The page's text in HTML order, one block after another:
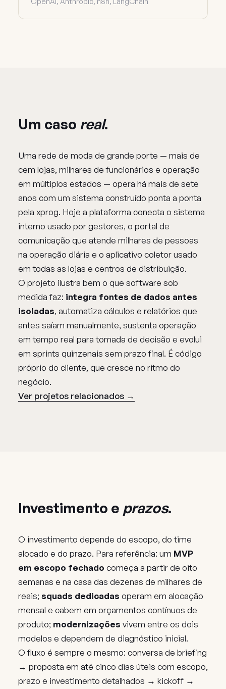
Um caso real.
Uma rede de moda de grande porte — mais de
cem lojas, milhares de funcionários e operação
em múltiplos estados — opera há mais de sete
anos com um sistema construído ponta a ponta
pela xprog. Hoje a plataforma conecta o sistema
interno usado por gestores, o portal de
comunicação que atende milhares de pessoas
na operação diária e o aplicativo coletor usado
em todas as lojas e centros de distribuição.
O projeto ilustra bem o que software sob
medida faz: integra fontes de dados antes
isoladas, automatiza cálculos e relatórios que
antes saíam manualmente, sustenta operação
em tempo real para tomada de decisão e evolui
em sprints quinzenais sem prazo final. É código
próprio do cliente, que cresce no ritmo do
negócio.
Ver projetos relacionados →
Investimento e prazos.
O investimento depende do escopo, do time
alocado e do prazo. Para referência: um MVP
em escopo fechado começa a partir de oito
semanas e na casa das dezenas de milhares de
reais; squads dedicadas operam em alocação
mensal e cabem em orçamentos contínuos de
produto; modernizações vivem entre os dois
modelos e dependem de diagnóstico inicial.
O fluxo é sempre o mesmo: conversa de briefing
→ proposta em até cinco dias úteis com escopo,
prazo e investimento detalhados → kickoff →